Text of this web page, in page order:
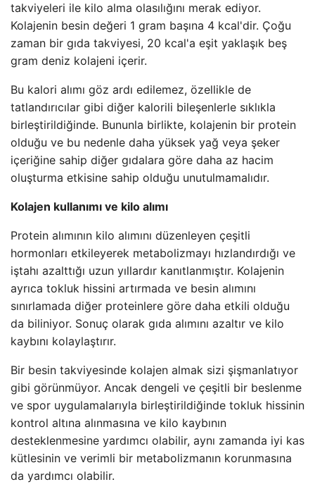
takviyeleri ile kilo alma olasılığını merak ediyor.
Kolajenin besin değeri 1 gram başına 4 kcal'dir. Çoğu
zaman bir gıda takviyesi, 20 kcal'a eşit yaklaşık beş
gram deniz kolajeni içerir.
Bu kalori alımı göz ardı edilemez, özellikle de
tatlandırıcılar gibi diğer kalorili bileşenlerle sıklıkla
birleştirildiğinde. Bununla birlikte, kolajenin bir protein
olduğu ve bu nedenle daha yüksek yağ veya şeker
içeriğine sahip diğer gıdalara göre daha az hacim
oluşturma etkisine sahip olduğu unutulmamalıdır.
Kolajen kullanımı ve kilo alımı
Protein alımının kilo alımını düzenleyen çeşitli
hormonları etkileyerek metabolizmayı hızlandırdığı ve
iştahı azalttığı uzun yıllardır kanıtlanmıştır. Kolajenin
ayrıca tokluk hissini artırmada ve besin alımını
sınırlamada diğer proteinlere göre daha etkili olduğu
da biliniyor. Sonuç olarak gıda alımını azaltır ve kilo
kaybını kolaylaştırır.
Bir besin takviyesinde kolajen almak sizi şişmanlatıyor
gibi görünmüyor. Ancak dengeli ve çeşitli bir beslenme
ve spor uygulamalarıyla birleştirildiğinde tokluk hissinin
kontrol altına alınmasına ve kilo kaybının
desteklenmesine yardımcı olabilir, aynı zamanda iyi kas
kütlesinin ve verimli bir metabolizmanın korunmasına
da yardımcı olabilir.